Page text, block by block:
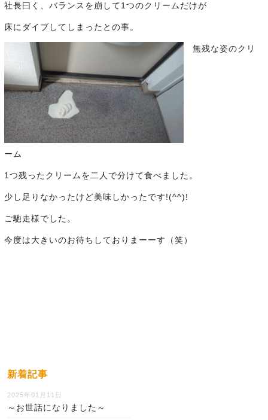
社長曰く、バランスを崩して1つのクリームだけが
床にダイブしてしまったとの事。
無残な姿のクリ
ーム
1つ残ったクリームを二人で分けて食べました。
少し足りなかったけど美味しかったです!(^^)!
ご馳走様でした。
今度は大きいのお待ちしておりまーーす（笑）
新着記事
2025年01月11日
～お世話になりました～